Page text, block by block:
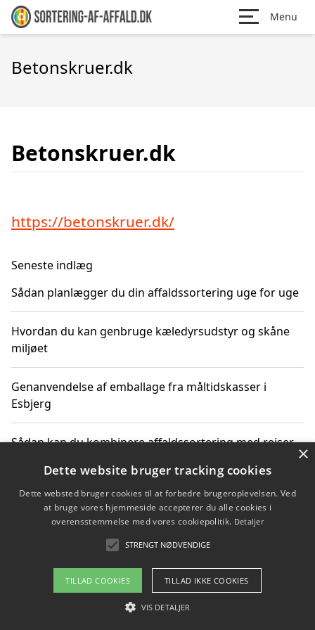
Menu
Betonskruer.dk
Betonskruer.dk
https://betonskruer.dk/
Seneste indlæg
Sådan planlægger du din affaldssortering uge for uge
Hvordan du kan genbruge kæledyrsudstyr og skåne
miljøet
Genanvendelse af emballage fra måltidskasser i
Esbjerg
Sådan kan du kombinere affaldssortering med rejser
Hvordan affaldssortering kan bidrage til co2 reduktion
Om / kontakt
Blog Betingelser
×
Dette website bruger tracking cookies
Dette websted bruger cookies til at forbedre brugeroplevelsen. Ved
at bruge vores hjemmeside accepterer du alle cookies i
overensstemmelse med vores cookiepolitik. Detaljer
STRENGT NØDVENDIGE
TILLAD COOKIES TILLAD IKKE COOKIES
VIS DETALJER